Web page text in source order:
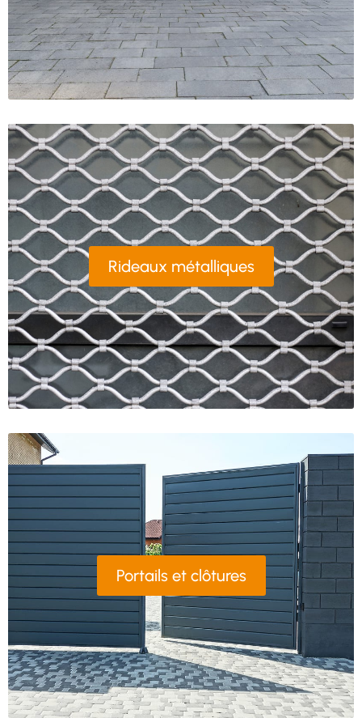
Rideaux métalliques
Portails et clôtures